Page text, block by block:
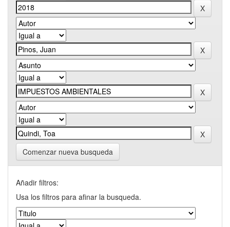
Comenzar nueva busqueda
Añadir filtros:
Usa los filtros para afinar la busqueda.